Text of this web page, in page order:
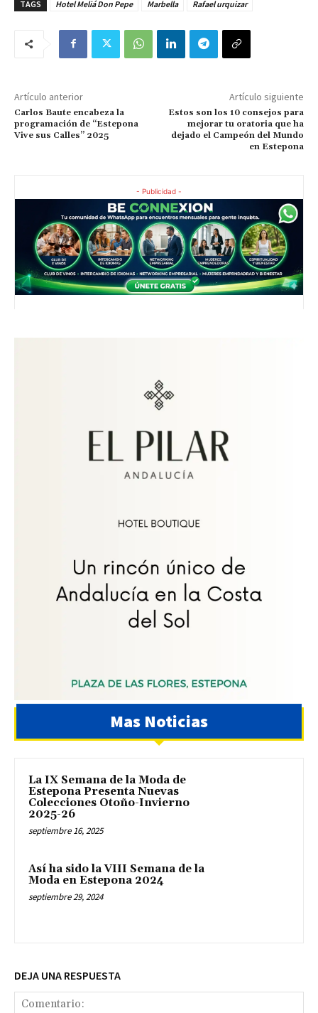
TAGS Hotel Meliá Don Pepe Marbella Rafael urquizar
Artículo anterior
Carlos Baute encabeza la
programación de “Estepona
Vive sus Calles” 2025
Artículo siguiente
Estos son los 10 consejos para
mejorar tu oratoria que ha
dejado el Campeón del Mundo
en Estepona
- Publicidad -
Mas Noticias
La IX Semana de la Moda de
Estepona Presenta Nuevas
Colecciones Otoño-Invierno
2025-26
septiembre 16, 2025
Así ha sido la VIII Semana de la
Moda en Estepona 2024
septiembre 29, 2024
DEJA UNA RESPUESTA